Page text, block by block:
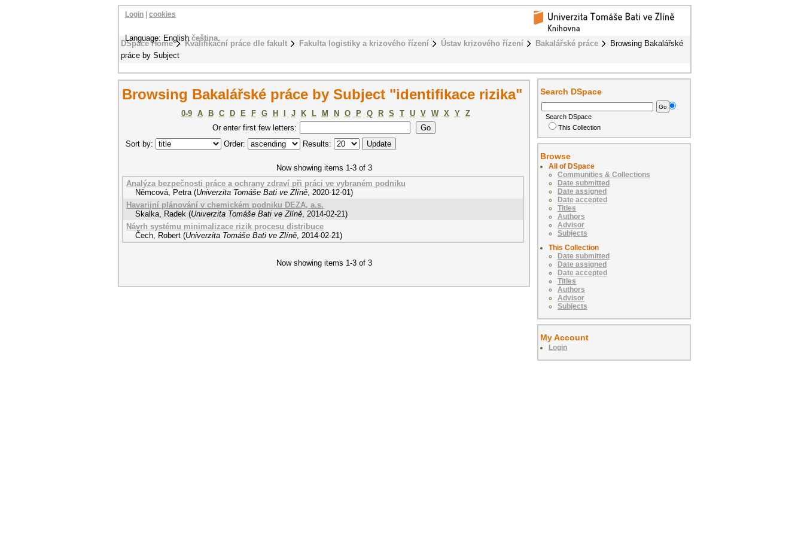
DSpace Home Kvalifikační práce dle fakult Fakulta logistiky a krizového řízení Ústav krizového řízení Bakalářské práce
Browsing Bakalářské
práce by Subject
Login cookies
Language: Englishčeština
Browsing Bakalářské práce by Subject "identifikace rizika"
0-9 A B C D E F G H J K L M N O P Q R S T U V W X Y
Z
Or enter first few letters:
Sort by:
Order: Results:
Now showing items 1-3 of 3
Analýza bezpečnosti práce a ochrany zdraví při práci ve vybraném podniku
Němcová, Petra (Univerzita Tomáše Bati ve Zlíně, 2020-12-01)
Havarijní plánování v chemickém podniku DEZA, a.s.
Skalka, Radek (Univerzita Tomáše Bati ve Zlíně, 2014-02-21)
Návrh systému minimalizace rizik procesu distribuce
Čech, Robert (Univerzita Tomáše Bati ve Zlíně, 2014-02-21)
Now showing items 1-3 of 3
Search DSpace
Search DSpace
This Collection
Browse
All of DSpace
Communities & Collections
Date submitted
Date assigned
Date accepted
Titles
Authors
Advisor
Subjects
This Collection
Date submitted
Date assigned
Date accepted
Titles
Authors
Advisor
Subjects
My Account
Login